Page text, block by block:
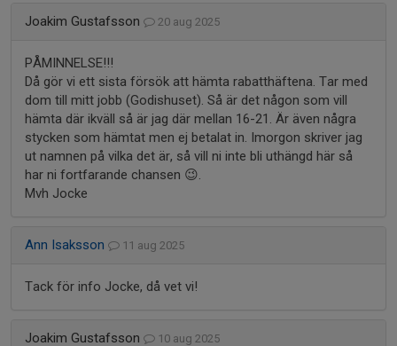
Joakim Gustafsson 20 aug 2025
PÅMINNELSE!!!
Då gör vi ett sista försök att hämta rabatthäftena. Tar med
dom till mitt jobb (Godishuset). Så är det någon som vill
hämta där ikväll så är jag där mellan 16-21. Är även några
stycken som hämtat men ej betalat in. Imorgon skriver jag
ut namnen på vilka det är, så vill ni inte bli uthängd här så
har ni fortfarande chansen 😉.
Mvh Jocke
Ann Isaksson 11 aug 2025
Tack för info Jocke, då vet vi!
Joakim Gustafsson 10 aug 2025